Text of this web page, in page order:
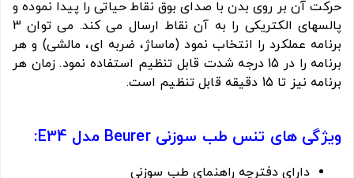
حرکت آن بر روی بدن با صدای بوق نقاط حیاتی را پیدا نموده و
پالسهای الکتریکی را به آن نقاط ارسال می کند. می توان 3
برنامه عملکرد را انتخاب نمود (ماساژ، ضربه ای، مالشی) و هر
برنامه را در 15 درجه شدت قابل تنظیم استفاده نمود. زمان هر
برنامه نیز تا 15 دقیقه قابل تنظیم است.
ویژگی های تنس طب سوزنی Beurer مدل E34:
دارای دفترچه راهنمای طب سوزنی